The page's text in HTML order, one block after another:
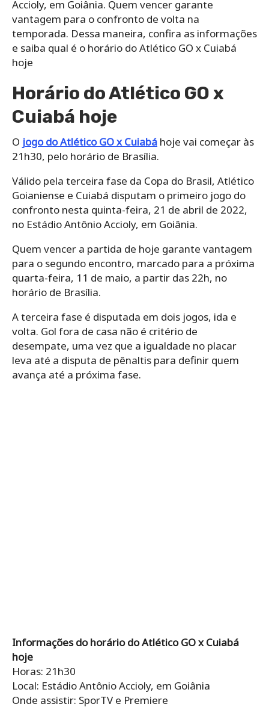
Accioly, em Goiânia. Quem vencer garante
vantagem para o confronto de volta na
temporada. Dessa maneira, confira as informações
e saiba qual é o horário do Atlético GO x Cuiabá
hoje
Horário do Atlético GO x
Cuiabá hoje
O jogo do Atlético GO x Cuiabá hoje vai começar às
21h30, pelo horário de Brasília.
Válido pela terceira fase da Copa do Brasil, Atlético
Goianiense e Cuiabá disputam o primeiro jogo do
confronto nesta quinta-feira, 21 de abril de 2022,
no Estádio Antônio Accioly, em Goiânia.
Quem vencer a partida de hoje garante vantagem
para o segundo encontro, marcado para a próxima
quarta-feira, 11 de maio, a partir das 22h, no
horário de Brasília.
A terceira fase é disputada em dois jogos, ida e
volta. Gol fora de casa não é critério de
desempate, uma vez que a igualdade no placar
leva até a disputa de pênaltis para definir quem
avança até a próxima fase.
Informações do horário do Atlético GO x Cuiabá
hoje
Horas: 21h30
Local: Estádio Antônio Accioly, em Goiânia
Onde assistir: SporTV e Premiere